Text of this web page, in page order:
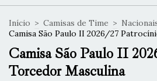
Início > Camisas de Time >
Camisa São Paulo II 2026/27
Camisa São Paulo II
Torcedor Masculina